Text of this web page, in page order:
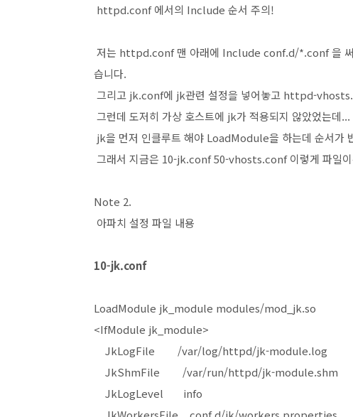
httpd.conf 에서의 Include 순서 주의!
저는 httpd.conf 맨 아래에 Include conf.d/*.conf 을 써
습니다.
그리고 jk.conf에 jk관련 설정을 넣어놓고 httpd-
그런데 도저히 가상 호스트에 jk가 적용되지 않았었는데
jk을 먼저 인클루트 해야 LoadModule을 하는데 순서가
그래서 지금은 10-jk.conf 50-vhosts.conf 이렇게 파일이
Note 2.
아파치 설정 파일 내용
10-jk.conf
LoadModule jk_module modules/mod_jk.so
<IfModule jk_module>
JkLogFile /var/log/httpd/jk-module.log
JkShmFile /var/run/httpd/jk-module.shm
JkLogLevel info